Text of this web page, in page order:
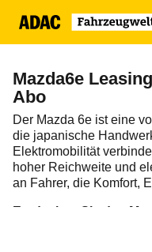
Mazda6e
Abo
Der Mazda 6e ist eine
die japanische
Elektromobilität
hoher Reichweite und
an Fahrer, die Komfort,
Entdecken Sie den